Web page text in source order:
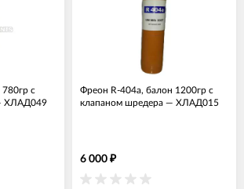
с
ХЛАД049
Фреон R-404a, балон 1200гр с
клапаном шредера — ХЛАД015
6 000 ₽